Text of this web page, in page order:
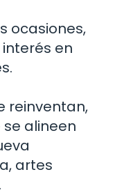
ocasiones,
en
reinventan,
alineen
artes